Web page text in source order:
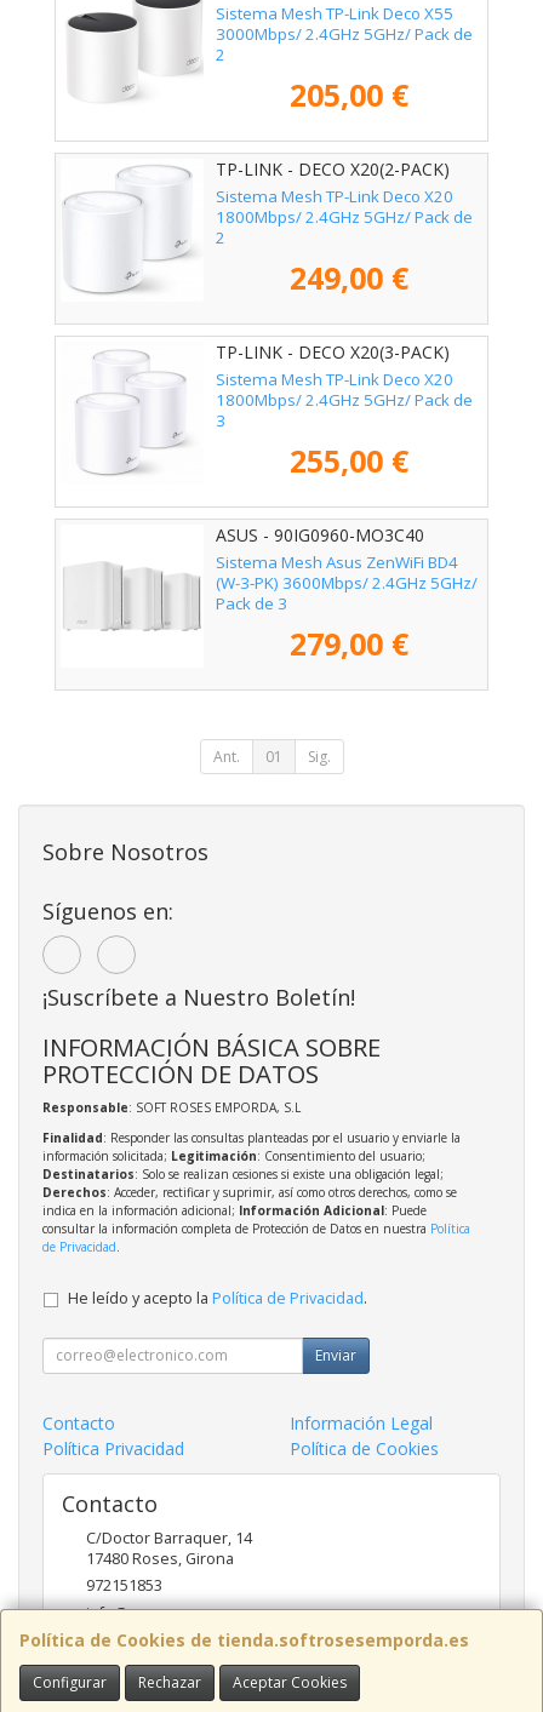
Sistema Mesh TP-Link Deco X55
3000Mbps/ 2.4GHz 5GHz/ Pack de
2
205,00 €
TP-LINK - DECO X20(2-PACK)
Sistema Mesh TP-Link Deco X20
1800Mbps/ 2.4GHz 5GHz/ Pack de
2
249,00 €
TP-LINK - DECO X20(3-PACK)
Sistema Mesh TP-Link Deco X20
1800Mbps/ 2.4GHz 5GHz/ Pack de
3
255,00 €
ASUS - 90IG0960-MO3C40
Sistema Mesh Asus ZenWiFi BD4
(W-3-PK) 3600Mbps/ 2.4GHz 5GHz/
Pack de 3
279,00 €
Ant. 01 Sig.
Política de Cookies de tienda.softrosesemporda.es
Configurar Rechazar Aceptar Cookies
Sobre Nosotros
Síguenos en:
¡Suscríbete a Nuestro Boletín!
INFORMACIÓN BÁSICA SOBRE
PROTECCIÓN DE DATOS
Responsable: SOFT ROSES EMPORDA, S.L
Finalidad: Responder las consultas planteadas por el usuario y enviarle la
información solicitada; Legitimación: Consentimiento del usuario;
Destinatarios: Solo se realizan cesiones si existe una obligación legal;
Derechos: Acceder, rectificar y suprimir, así como otros derechos, como se
indica en la información adicional; Información Adicional: Puede
consultar la información completa de Protección de Datos en nuestra Política
de Privacidad.
He leído y acepto la Política de Privacidad.
Enviar
Contacto
Información Legal
Política Privacidad
Política de Cookies
Contacto
C/Doctor Barraquer, 14
17480Roses, Girona
972151853
info@ncsroses.com
Horario